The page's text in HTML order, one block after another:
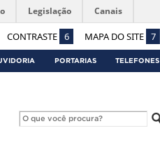
CONTRASTE 6 MAPA DO SITE 7
Legislação Canais
PORTARIAS TELEFONES